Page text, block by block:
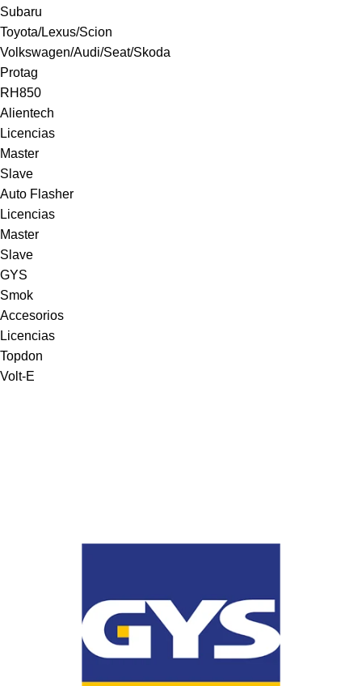
Subaru
Toyota/Lexus/Scion
Volkswagen/Audi/Seat/Skoda
Protag
RH850
Alientech
Licencias
Master
Slave
Auto Flasher
Licencias
Master
Slave
GYS
Smok
Accesorios
Licencias
Topdon
Volt-E